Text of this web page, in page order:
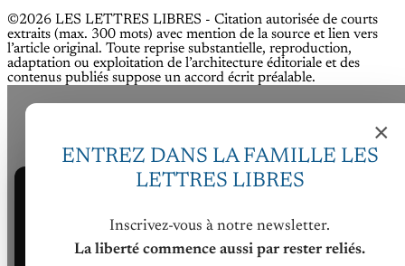
expérience sur LES LETTRES LIBRES.
©2026 LES LETTRES LIBRES - Citation autorisée de courts
extraits (max. 300 mots) avec mention de la source et lien vers
l’article original. Toute reprise substantielle, reproduction,
adaptation ou exploitation de l’architecture éditoriale et des
contenus publiés suppose un accord écrit préalable.
×
ENTREZ DANS LA FAMILLE LES
LETTRES LIBRES
Inscrivez-vous à notre newsletter.
La liberté commence aussi par rester reliés.